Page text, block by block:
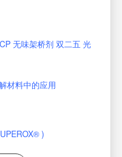
无味架桥剂 双二五 光
材料中的应用
)